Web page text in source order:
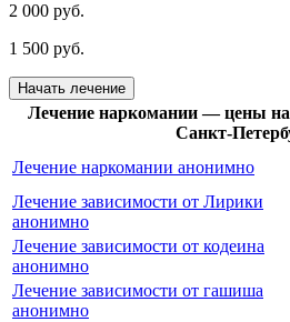
2 000 руб.
1 500 руб.
Начать лечение
Лечение наркомании — цены на
Санкт-
Лечение наркомании анонимно
Лечение зависимости от Лирики
анонимно
Лечение зависимости от кодеина
анонимно
Лечение зависимости от гашиша
анонимно